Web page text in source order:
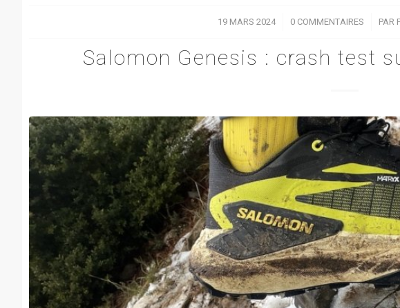
19 MARS 2024
/ 0 COMMENTAIRES
/ PAR
Salomon Genesis : crash test